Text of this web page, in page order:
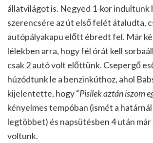
állatvilágot is. Negyed 1-kor indultunk
szerencsére az út első felét átaludta,
autópályakapu előtt ébredt fel. Már
lélekben arra, hogy fél órát kell
csak 2 autó volt előttünk. Csepergő
húzódtunk le a benzinkúthoz, ahol
kijelentette, hogy “Pisilek aztán iszom
kényelmes tempóban (ismét a
legtöbbet) és napsütésben 4 után már
voltunk.